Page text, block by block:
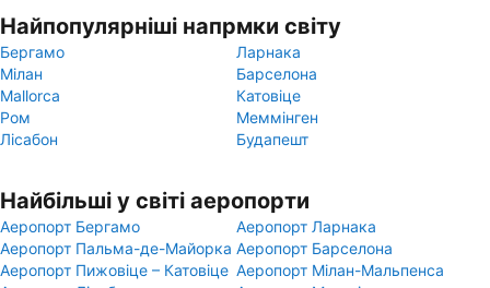
Найпопулярніші напрмки світу
Бергамо
Ларнака
Мілан
Барселона
Mallorca
Катовіце
Ром
Меммінген
Лісабон
Будапешт
Найбільші у світі аеропорти
Аеропорт Бергамо
Аеропорт Ларнака
Аеропорт Пальма-де-Майорка Аеропорт Барселона
Аеропорт Пижовіце – Катовіце Аеропорт Мілан-Мальпенса